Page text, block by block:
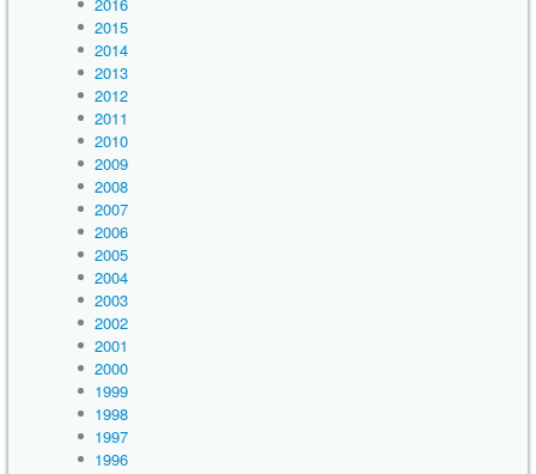
2015
2014
2013
2012
2011
2010
2009
2008
2007
2006
2005
2004
2003
2002
2001
2000
1999
1998
1997
1996